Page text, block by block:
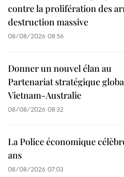
contre la prolifération des
destruction massive
08/08/2026 08:56
Donner un nouvel élan au
Partenariat stratégique
Vietnam-Australie
08/08/2026 08:32
La Police économique
ans
08/08/2026 07:03